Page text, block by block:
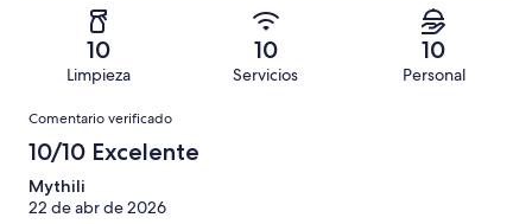
puntuación
puntuación
puntuación
Normal
una
puntuación
una
puntuación
de
10
Limpieza
10
Servicios
10
Personal
Comentarios
Comentario verificado
10/10 Excelente
Mythili
22 de abr de 2026